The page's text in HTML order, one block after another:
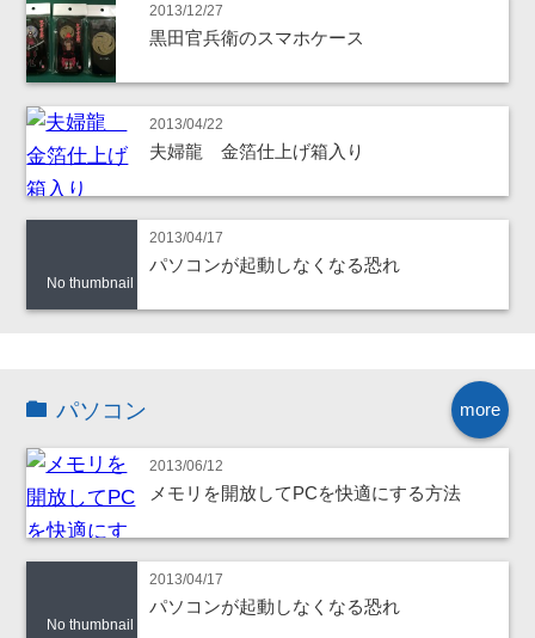
2013/12/27
黒田官兵衛のスマホケース
2013/04/22
夫婦龍 金箔仕上げ箱入り
No thumbnail
2013/04/17
パソコンが起動しなくなる恐れ
more
パソコン
2013/06/12
メモリを開放してPCを快適にする方法
No thumbnail
2013/04/17
パソコンが起動しなくなる恐れ